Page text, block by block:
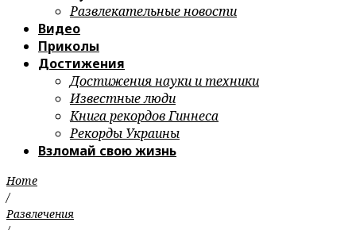
Развлекательные новости
Видео
Приколы
Достижения
Достижения науки и техники
Известные люди
Книга рекордов Гиннеса
Рекорды Украины
Взломай свою жизнь
Home
/
Развлечения